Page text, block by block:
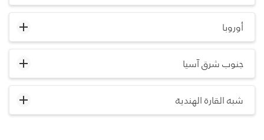
أوروبا
جنوب شرق آسيا
شبه القارة الهندية